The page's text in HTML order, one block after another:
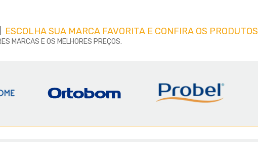
ESCOLHA SUA MARCA FAVORITA E CONFIRA OS PRODUTOS
MARCAS E OS MELHORES PREÇOS.